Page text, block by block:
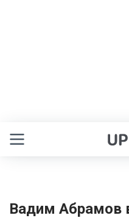
Вадим Абрамов